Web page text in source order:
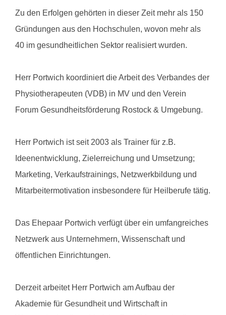
Zu den Erfolgen gehörten in dieser Zeit mehr als 150
Gründungen aus den Hochschulen, wovon mehr als
40 im gesundheitlichen Sektor realisiert wurden.
Herr Portwich koordiniert die Arbeit des Verbandes der
Physiotherapeuten (VDB) in MV und den Verein
Forum Gesundheitsförderung Rostock & Umgebung.
Herr Portwich ist seit 2003 als Trainer für z.B.
Ideenentwicklung, Zielerreichung und Umsetzung;
Marketing, Verkaufstrainings, Netzwerkbildung und
Mitarbeitermotivation insbesondere für Heilberufe tätig.
Das Ehepaar Portwich verfügt über ein umfangreiches
Netzwerk aus Unternehmern, Wissenschaft und
öffentlichen Einrichtungen.
Derzeit arbeitet Herr Portwich am Aufbau der
Akademie für Gesundheit und Wirtschaft in